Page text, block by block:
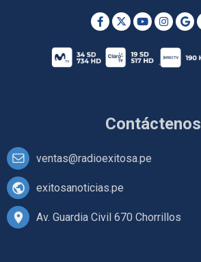
Contáctenos
ventas@radioexitosa.pe
exitosanoticias.pe
Av. Guardia Civil 670 Chorrillos